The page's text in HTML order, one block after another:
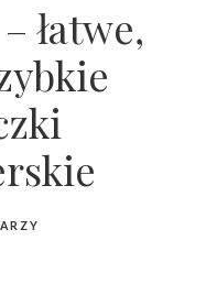
łatwe,